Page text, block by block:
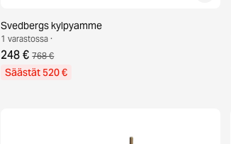
Svedbergs kylpyamme
1 varastossa ·
248 € 768 €
Säästät 520 €